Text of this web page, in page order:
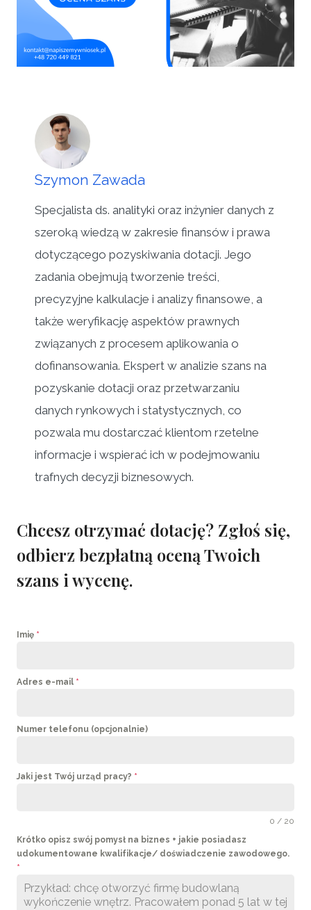
Szymon Zawada
Specjalista ds. analityki oraz inżynier danych z
szeroką wiedzą w zakresie finansów i prawa
dotyczącego pozyskiwania dotacji. Jego
zadania obejmują tworzenie treści,
precyzyjne kalkulacje i analizy finansowe, a
także weryfikację aspektów prawnych
związanych z procesem aplikowania o
dofinansowania. Ekspert w analizie szans na
pozyskanie dotacji oraz przetwarzaniu
danych rynkowych i statystycznych, co
pozwala mu dostarczać klientom rzetelne
informacje i wspierać ich w podejmowaniu
trafnych decyzji biznesowych.
Chcesz otrzymać dotację? Zgłoś się,
odbierz bezpłatną oceną Twoich
szans i wycenę.
Imię *
Adres e-mail *
Numer telefonu (opcjonalnie)
Jaki jest Twój urząd pracy? *
0 / 20
Krótko opisz swój pomysł na biznes + jakie posiadasz
udokumentowane kwalifikacje/ doświadczenie zawodowego.
*